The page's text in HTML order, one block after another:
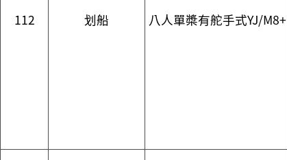
112 划船 八人單槳有舵手式YJ/M8+